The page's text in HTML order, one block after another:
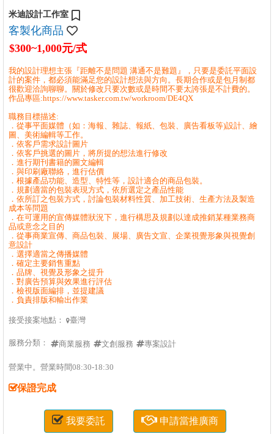
米迪設計工作室
客製化商品
$300~1,000元/式
我的設計理想主張『距離不是問題 溝通不是難題』，只要是委託平面設
計的案件，都必須能滿足您的設計想法與方向。長期合作或是包月制都
很歡迎洽詢聊聊。關於修改只要次數或是時間不要太誇張是不計費的。
作品專區:https://www.tasker.com.tw/workroom/DE4QX
職務目標描述:
．從事平面媒體（如：海報、雜誌、報紙、包裝、廣告看板等)設計、繪
圖、美術編輯等工作。
．依客戶需求設計圖片
．依客戶挑選的圖片，將所提的想法進行修改
．進行期刊書籍的圖文編輯
．與印刷廠聯絡，進行估價
．根據產品功能、造型、特性等，設計適合的商品包裝。
．規劃適當的包裝表現方式，依所選定之產品性能
．依所訂之包裝方式，討論包裝材料性質、加工技術、生產方法及製造
成本等問題
．在可運用的宣傳媒體狀況下，進行構思及規劃以達成推銷某種業務商
品或意念之目的
．從事商業宣傳、商品包裝、展場、廣告文宣、企業視覺形象與視覺創
意設計
．選擇適當之傳播媒體
．確定主要銷售重點
．品牌、視覺及形象之提升
．對廣告預算與效果進行評估
．檢視版面編排，並提建議
．負責排版和輸出作業
接受接案地點： 臺灣
服務分類： 商業服務 文創服務 專案設計
營業中。營業時間08:30-18:30
保證完成
 我要委託 申請當推廣商